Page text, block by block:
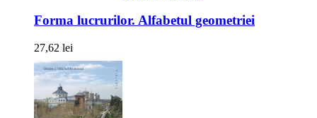
Forma lucrurilor. Alfabetul geometriei
27,62 lei